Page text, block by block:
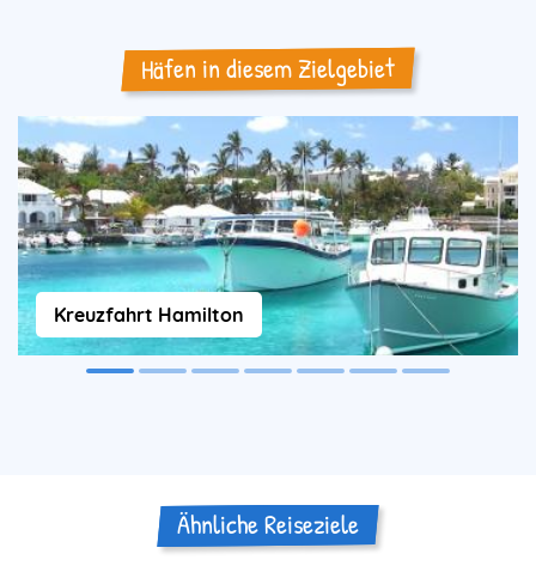
Häfen in diesem Zielgebiet
Kreuzfahrt Hamilton
Ähnliche Reiseziele